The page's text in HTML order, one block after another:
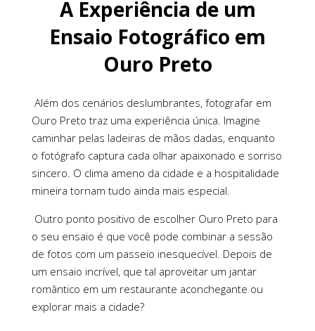
A Experiência de um
Ensaio Fotográfico em
Ouro Preto
Além dos cenários deslumbrantes, fotografar em
Ouro Preto traz uma experiência única. Imagine
caminhar pelas ladeiras de mãos dadas, enquanto
o fotógrafo captura cada olhar apaixonado e sorriso
sincero. O clima ameno da cidade e a hospitalidade
mineira tornam tudo ainda mais especial.
Outro ponto positivo de escolher Ouro Preto para
o seu ensaio é que você pode combinar a sessão
de fotos com um passeio inesquecível. Depois de
um ensaio incrível, que tal aproveitar um jantar
romântico em um restaurante aconchegante ou
explorar mais a cidade?